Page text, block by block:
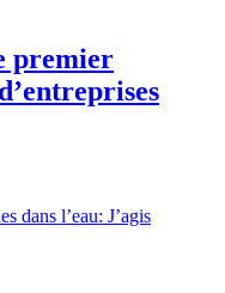
premier
dans l’eau: J’agis